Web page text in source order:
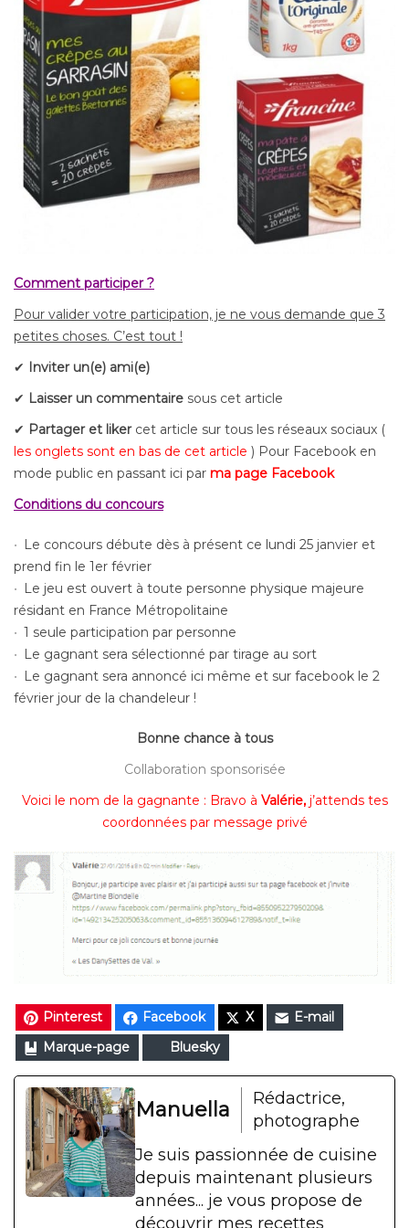
Comment participer ?
Pour valider votre participation, je ne vous demande que 3
petites choses. C’est tout !
✔ Inviter un(e) ami(e)
✔ Laisser un commentaire sous cet article
✔ Partager et likercet article sur tous les réseaux sociaux (
les onglets sont en bas de cet article ) Pour Facebook en
mode public en passant ici par ma page Facebook
Conditions du concours
Le concours débute dès à présent ce lundi 25 janvier et
prend fin le 1er février
Le jeu est ouvert à toute personne physique majeure
résidant en France Métropolitaine
1 seule participation par personne
Le gagnant sera sélectionné par tirage au sort
Le gagnant sera annoncé ici même et sur facebook le2
février jour de la chandeleur !
Bonne chance à tous
Collaboration sponsorisée
Voici le nom de la gagnante : Bravo à Valérie,j’attends tes
coordonnées par message privé
Pinterest Facebook X
E-mail
Marque-page
Bluesky
Manuella
Rédactrice,
photographe
Je suis passionnée de cuisine
depuis maintenant plusieurs
années... je vous propose de
découvrir mes recettes